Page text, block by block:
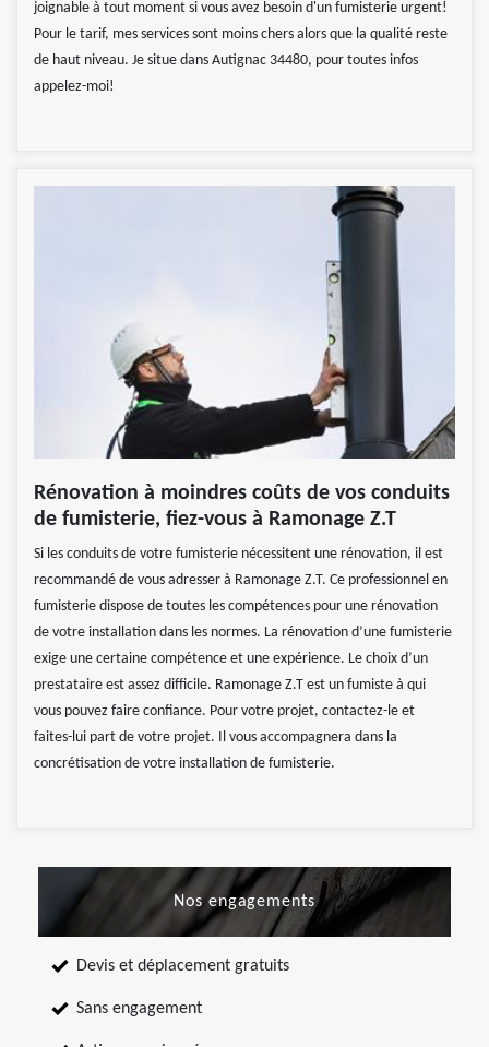
joignable à tout moment si vous avez besoin d'un fumisterie urgent!
Pour le tarif, mes services sont moins chers alors que la qualité reste
de haut niveau. Je situe dans Autignac 34480, pour toutes infos
appelez-moi!
Rénovation à moindres coûts de vos conduits
de fumisterie, fiez-vous à Ramonage Z.T
Si les conduits de votre fumisterie nécessitent une rénovation, il est
recommandé de vous adresser à Ramonage Z.T. Ce professionnel en
fumisterie dispose de toutes les compétences pour une rénovation
de votre installation dans les normes. La rénovation d’une fumisterie
exige une certaine compétence et une expérience. Le choix d’un
prestataire est assez difficile. Ramonage Z.T est un fumiste à qui
vous pouvez faire confiance. Pour votre projet, contactez-le et
faites-lui part de votre projet. Il vous accompagnera dans la
concrétisation de votre installation de fumisterie.
Nos engagements
Devis et déplacement gratuits
Sans engagement